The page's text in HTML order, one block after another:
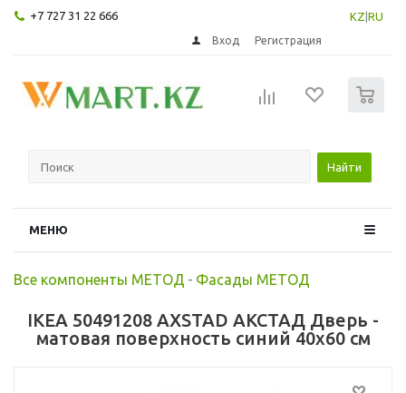
+7 727 31 22 666 KZ RU
Вход Регистрация
Найти
МЕНЮ
Все компоненты МЕТОД - Фасады МЕТОД
IKEA 50491208 AXSTAD АКСТАД Дверь -
матовая поверхность синий 40x60 см